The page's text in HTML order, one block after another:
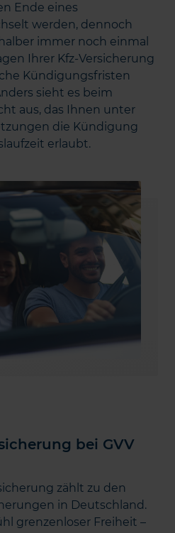
Ende eines
werden, dennoch
immer noch einmal
Ihrer Kfz-Versicherung
Kündigungsfristen
sieht es beim
aus, das Ihnen unter
die Kündigung
erlaubt.
bei GVV
zählt zu den
in Deutschland.
grenzenloser Freiheit –